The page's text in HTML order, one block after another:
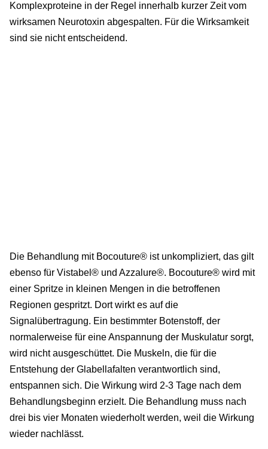
Komplexproteine in der Regel innerhalb kurzer Zeit vom
wirksamen Neurotoxin abgespalten. Für die Wirksamkeit
sind sie nicht entscheidend.
Die Behandlung mit Bocouture® ist unkompliziert, das gilt
ebenso für Vistabel® und Azzalure®. Bocouture® wird mit
einer Spritze in kleinen Mengen in die betroffenen
Regionen gespritzt. Dort wirkt es auf die
Signalübertragung. Ein bestimmter Botenstoff, der
normalerweise für eine Anspannung der Muskulatur sorgt,
wird nicht ausgeschüttet. Die Muskeln, die für die
Entstehung der Glabellafalten verantwortlich sind,
entspannen sich. Die Wirkung wird 2-3 Tage nach dem
Behandlungsbeginn erzielt. Die Behandlung muss nach
drei bis vier Monaten wiederholt werden, weil die Wirkung
wieder nachlässt.